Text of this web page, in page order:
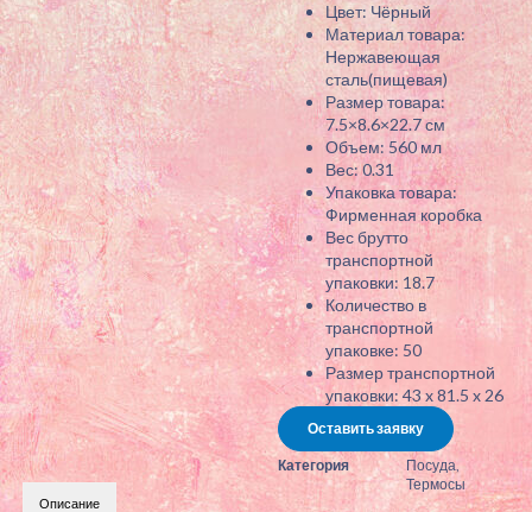
Цвет: Чёрный
Материал товара:
Нержавеющая
сталь(пищевая)
Размер товара:
7.5×8.6×22.7 см
Объем: 560 мл
Вес: 0.31
Упаковка товара:
Фирменная коробка
Вес брутто
транспортной
упаковки: 18.7
Количество в
транспортной
упаковке: 50
Размер транспортной
упаковки: 43 x 81.5 x 26
Оставить заявку
Категория Посуда
Термосы
Описание